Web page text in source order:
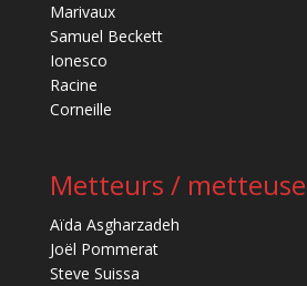
Marivaux
Samuel Beckett
Ionesco
Racine
Corneille
Metteurs /
Aïda Asgharzadeh
Joël Pommerat
Steve Suissa